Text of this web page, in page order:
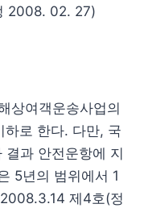
2008. 02. 27)
상여객운송사업의
로 한다. 다만, 국
과 안전운항에 지
5년의 범위에서 1
제4호(정